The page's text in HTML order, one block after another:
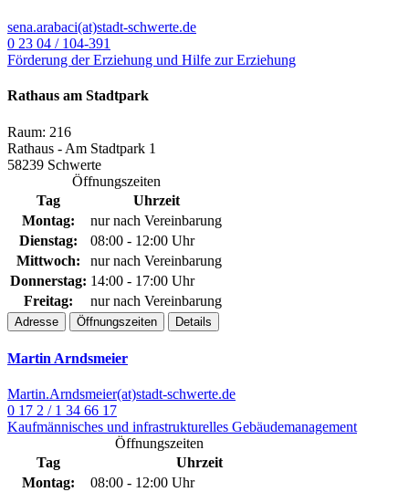
sena.arabaci(at)stadt-schwerte.de
0 23 04 / 104-391
Förderung der Erziehung und Hilfe zur Erziehung
Rathaus am Stadtpark
Raum: 216
Rathaus - Am Stadtpark 1
58239 Schwerte
Öffnungszeiten
Tag
Uhrzeit
Montag:
nur nach Vereinbarung
Dienstag:
08:00 - 12:00 Uhr
Mittwoch:
nur nach Vereinbarung
Donnerstag: 14:00 - 17:00 Uhr
Freitag:
nur nach Vereinbarung
Adresse Öffnungszeiten Details
Martin Arndsmeier
Martin.Arndsmeier(at)stadt-schwerte.de
0 17 2 / 1 34 66 17
Kaufmännisches und infrastrukturelles Gebäudemanagement
Öffnungszeiten
Tag
Uhrzeit
Montag:
08:00 - 12:00 Uhr